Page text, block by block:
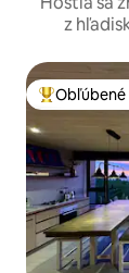
z